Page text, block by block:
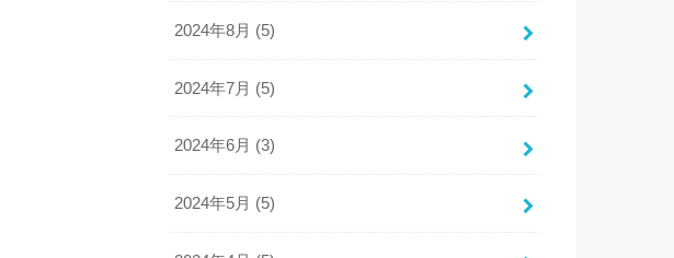
2024年8月 (5)
2024年7月 (5)
2024年6月 (3)
2024年5月 (5)